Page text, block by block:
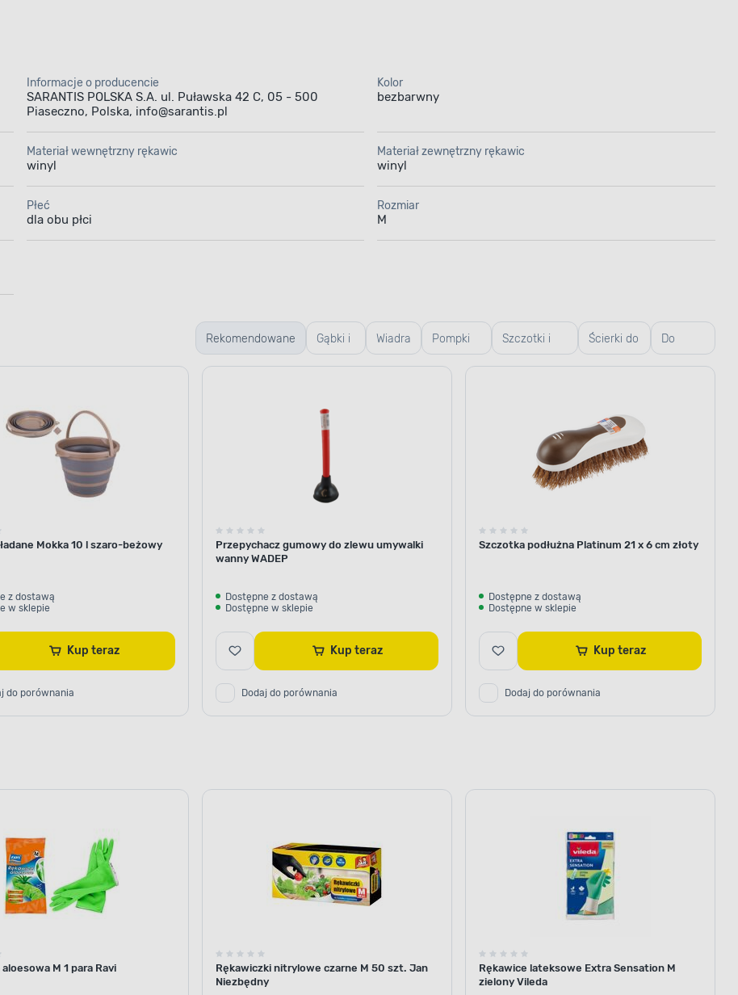
Informacje o producencie
SARANTIS POLSKA S.A. ul. Puławska 42 C, 05 - 500
Piaseczno, Polska, info@sarantis.pl
Kolor
bezbarwny
Materiał wewnętrzny rękawic
winyl
Materiał zewnętrzny rękawic
winyl
Płeć
dla obu płci
Rozmiar
M
Rekomendowane Gąbki i Wiadra Pompki
do zlewu
Szczotki i Ścierki do Do
Mokka 10 l szaro-beżowy
z dostawą
w sklepie
Kup teraz
do porównania
Przepychacz gumowy do zlewu umywalki
wanny WADEP
Dostępne z dostawą
Dostępne w sklepie
Kup teraz
Dodaj do porównania
Szczotka podłużna Platinum 21 x 6 cm złoty
Dostępne z dostawą
Dostępne w sklepie
Kup teraz
Dodaj do porównania
M 1 para Ravi
Rękawiczki nitrylowe czarne M 50 szt. Jan
Niezbędny
Rękawice lateksowe Extra Sensation M
zielony Vileda